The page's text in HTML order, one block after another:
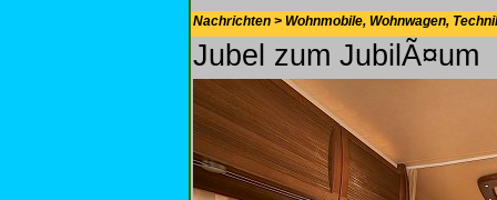
Nachrichten > Wohnmobile, Wohnwagen,
Jubel zum JubilÃ¤um